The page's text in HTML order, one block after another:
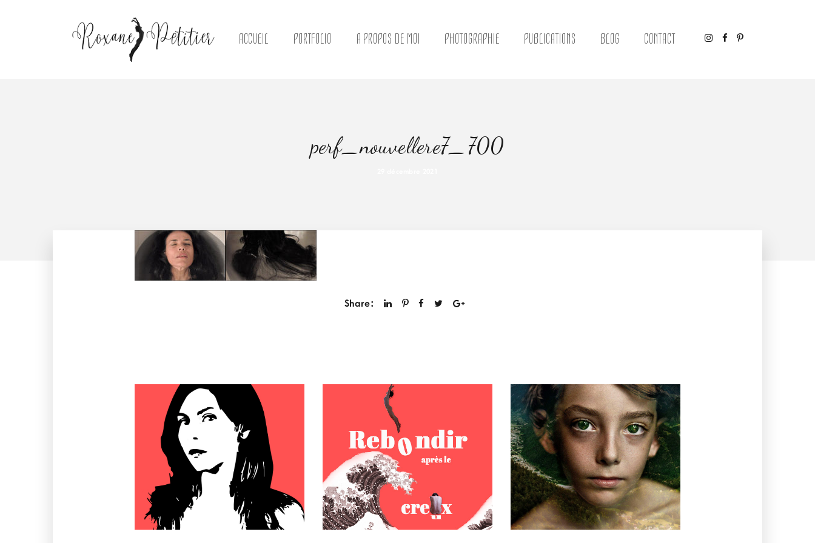
ACCUEIL PORTFOLIO A PROPOS DE MOI PHOTOGRAPHIE PUBLICATIONS BLOG CONTACT
perf_nouvellere7_700
Share: